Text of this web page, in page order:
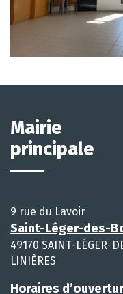
Mairie
principale
9 rue du Lavoir
Saint-Léger-des-
49170 SAINT-LÉGER-
LINIÈRES
Horaires